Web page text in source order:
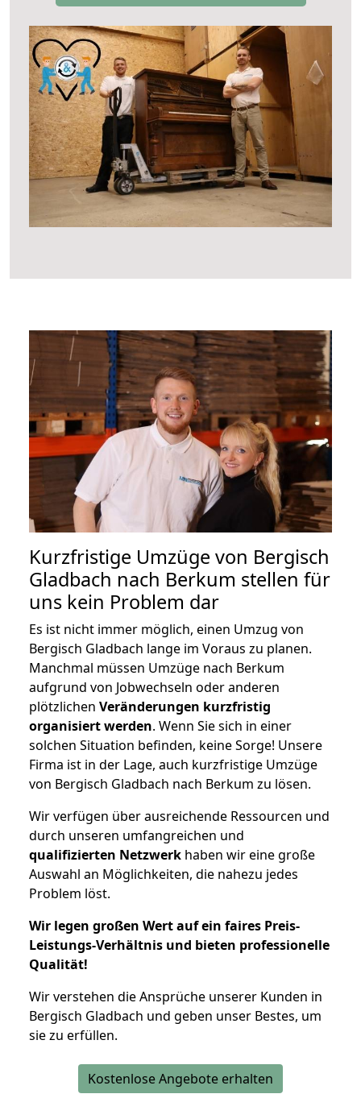
Kurzfristige Umzüge von Bergisch
Gladbach nach Berkum stellen für
uns kein Problem dar
Es ist nicht immer möglich, einen Umzug von
Bergisch Gladbach lange im Voraus zu planen.
Manchmal müssen Umzüge nach Berkum
aufgrund von Jobwechseln oder anderen
plötzlichen Veränderungen kurzfristig
organisiert werden. Wenn Sie sich in einer
solchen Situation befinden, keine Sorge! Unsere
Firma ist in der Lage, auch kurzfristige Umzüge
von Bergisch Gladbach nach Berkum zu lösen.
Wir verfügen über ausreichende Ressourcen und
durch unseren umfangreichen und
qualifizierten Netzwerk haben wir eine große
Auswahl an Möglichkeiten, die nahezu jedes
Problem löst.
Wir legen großen Wert auf ein faires Preis-
Leistungs-Verhältnis und bieten professionelle
Qualität!
Wir verstehen die Ansprüche unserer Kunden in
Bergisch Gladbach und geben unser Bestes, um
sie zu erfüllen.
Kostenlose Angebote erhalten